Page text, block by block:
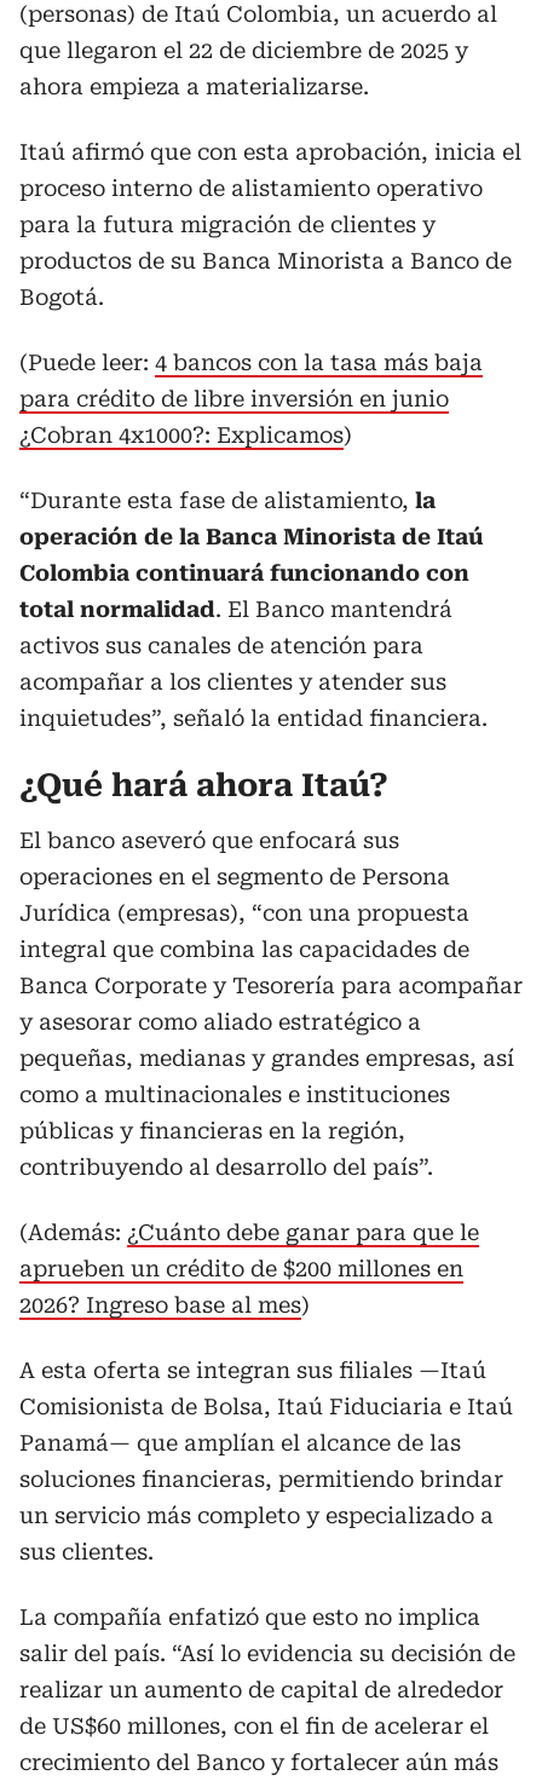
(personas) de Itaú Colombia, un acuerdo al
que llegaron el 22 de diciembre de 2025 y
ahora empieza a materializarse.
Itaú afirmó que con esta aprobación, inicia el
proceso interno de alistamiento operativo
para la futura migración de clientes y
productos de su Banca Minorista a Banco de
Bogotá.
(Puede leer: 4 bancos con la tasa más baja
para crédito de libre inversión en junio
¿Cobran 4x1000?: Explicamos)
“Durante esta fase de alistamiento, la
operación de la Banca Minorista de Itaú
Colombia continuará funcionando con
total normalidad. El Banco mantendrá
activos sus canales de atención para
acompañar a los clientes y atender sus
inquietudes”, señaló la entidad financiera.
¿Qué hará ahora Itaú?
El banco aseveró que enfocará sus
operaciones en el segmento de Persona
Jurídica (empresas), “con una propuesta
integral que combina las capacidades de
Banca Corporate y Tesorería para acompañar
y asesorar como aliado estratégico a
pequeñas, medianas y grandes empresas, así
como a multinacionales e instituciones
públicas y financieras en la región,
contribuyendo al desarrollo del país”.
(Además: ¿Cuánto debe ganar para que le
aprueben un crédito de $200 millones en
2026? Ingreso base al mes)
A esta oferta se integran sus filiales —Itaú
Comisionista de Bolsa, Itaú Fiduciaria e Itaú
Panamá— que amplían el alcance de las
soluciones financieras, permitiendo brindar
un servicio más completo y especializado a
sus clientes.
La compañía enfatizó que esto no implica
salir del país. “Así lo evidencia su decisión de
realizar un aumento de capital de alrededor
de US$60 millones, con el fin de acelerar el
crecimiento del Banco y fortalecer aún más